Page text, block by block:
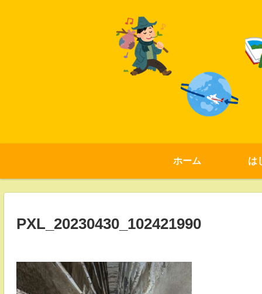
ホーム は
PXL_20230430_102421990